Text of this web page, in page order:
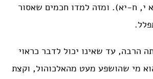
י, ח-יא). ומזה למדו חכמים שאסור
הרבה, עד שאינו יכול לדבר כראוי
מי שהושפע מעט מהאלכוהול, וקצת